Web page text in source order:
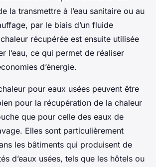
la transmettre à l’eau sanitaire ou au
par le biais d’un fluide
récupérée est ensuite utilisée
l’eau, ce qui permet de réaliser
d’énergie.
pour eaux usées peuvent être
pour la récupération de la chaleur
que pour celle des eaux de
Elles sont particulièrement
les bâtiments qui produisent de
d’eaux usées, tels que les hôtels ou